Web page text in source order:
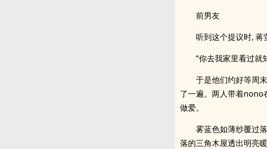
前男友
听到这个提议时, 蒋
“你去我家里看过就
于是他们约好等周
了一遍。两人带着nono
做爱。
雾蓝色如薄纱覆过
落的三角木屋透出明亮暖